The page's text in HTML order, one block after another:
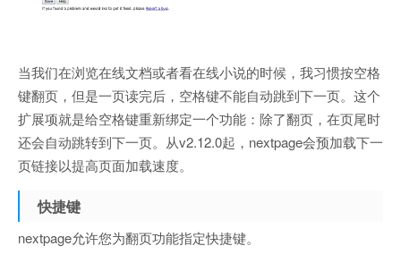
当我们在浏览在线文档或者看在线小说的时候，我习惯按空格
键翻页，但是一页读完后，空格键不能自动跳到下一页。这个
扩展项就是给空格键重新绑定一个功能：除了翻页，在页尾时
还会自动跳转到下一页。从v2.12.0起，nextpage会预加载下一
页链接以提高页面加载速度。
快捷键
nextpage允许您为翻页功能指定快捷键。